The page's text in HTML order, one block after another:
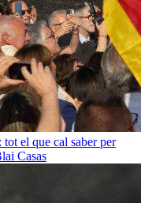
el que cal saber per
Casas